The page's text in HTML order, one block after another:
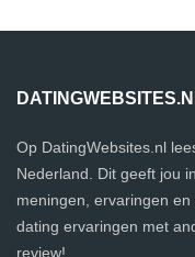
Op DatingWebsites.nl
Nederland. Dit geeft jou
meningen, ervaringen
dating ervaringen met
review!